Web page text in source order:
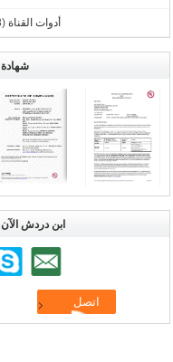
أدوات القناة (8)
شهادة
ابن دردش الآن